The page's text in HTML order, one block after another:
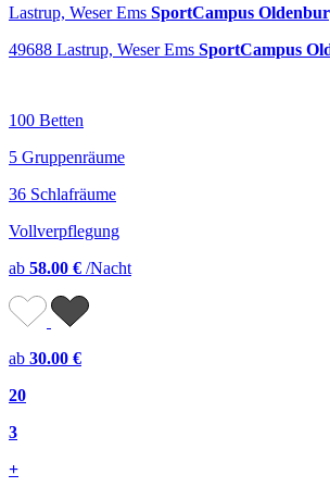
Lastrup, Weser Ems SportCampus
49688 Lastrup, Weser Ems SportCampus
100 Betten
5 Gruppenräume
36 Schlafräume
Vollverpflegung
ab 58.00 € /Nacht
ab 30.00 €
20
3
+